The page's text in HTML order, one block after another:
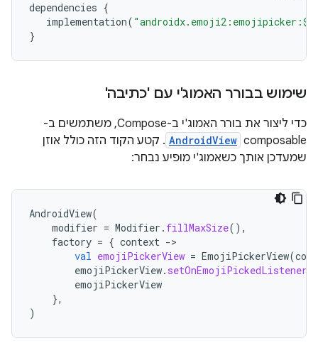
dependencies {
implementation( "androidx.emoji2:emojipicker:$
}
שימוש בבורר האמוג'י עם 'כתיבה'
כדי ליצור את בורר האמוג'י ב-Compose, משתמשים ב-
composable‏
AndroidView . קטע הקוד הזה כולל אוזן
שמעדכן אותך כשאמוג'י מופיע נבחר:
AndroidView(
modifier = Modifier . fillMaxSize(),
factory = { context -
val emojiPickerView = EmojiPickerView(
emojiPickerView. setOnEmojiPickedListener
emojiPickerView
},
)